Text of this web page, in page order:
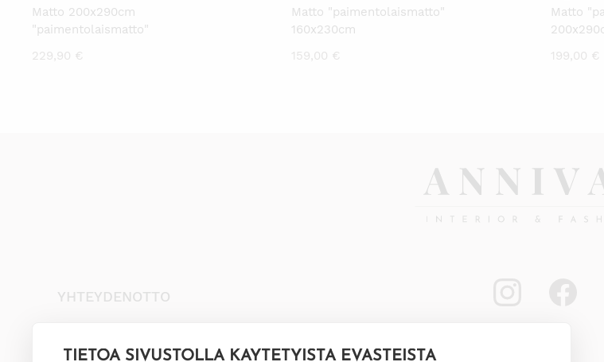
TIETOA SIVUSTOLLA KÄYTETYISTÄ EVÄSTEISTÄ
Matto 200x290cm
"paimentolaismatto"
229,90 €
Matto "paimentolaismatto"
160x230cm
159,00 €
Matto
199,00 €
YHTEYDENOTTO
info@annival.fi